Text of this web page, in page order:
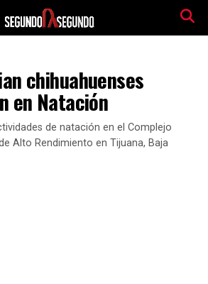
chihuahuenses
en Natación
de natación en el Complejo
Alto Rendimiento en Tijuana, Baja